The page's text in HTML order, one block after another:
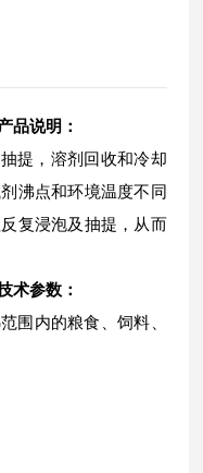
品说明：
提，溶剂回收和冷却
沸点和环境温度不同
复浸泡及抽提，从而
术参数：
范围内的粮食、饲料、